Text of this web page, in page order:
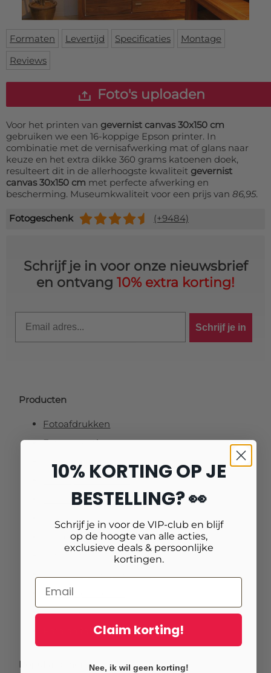
Deurmat
Vloermat
Skateboard deck
Over ons
Inloggen
WhatsApp
Formaten Levertijd Specificaties
Montage
Reviews
Foto's uploaden
Voor het printen van gevernist canvas 30x150 cm
gebruiken we een 16-koppige Epson printer. In
combinatie met de vernisafwerking mat of glans naar
keuze en het extra dikke 360 grams katoenen doek,
resulteert dit in de allerhoogste kwaliteit gevernist
canvas 30x150 cm met perfecte afwerking en
bescherming. Museumkwaliteit voor een prijs van 86,95.
Fotogeschenk (+9484)
Schrijf je in voor onze nieuwsbrief
en ontvang 10% extra korting!
Schrijf je in
Producten
Fotoafdrukken
Fotovergrotingen
Foto op plexiglas (acrylglas)
Foto op aluminium
Foto op canvas
Foto op vurenhout
Tuinposters
Foto verlijmd op dibond
Foto op plexibond
Fineart prints
Foto op forex
Populaire thema’s
10% KORTING OP JE
BESTELLING? 👀
Schrijf je in voor de VIP-club en blijf
op de hoogte van alle acties,
exclusieve deals & persoonlijke
kortingen.
Claim korting!
Nee, ik wil geen korting!